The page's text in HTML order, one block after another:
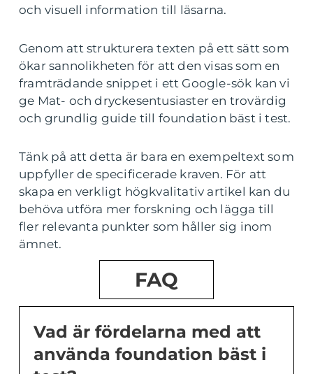
och visuell information till läsarna.
Genom att strukturera texten på ett sätt som
ökar sannolikheten för att den visas som en
framträdande snippet i ett Google-sök kan vi
ge Mat- och dryckesentusiaster en trovärdig
och grundlig guide till foundation bäst i test.
Tänk på att detta är bara en exempeltext som
uppfyller de specificerade kraven. För att
skapa en verkligt högkvalitativ artikel kan du
behöva utföra mer forskning och lägga till
fler relevanta punkter som håller sig inom
ämnet.
FAQ
Vad är fördelarna med att
använda foundation bäst i